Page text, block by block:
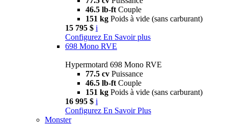
46.5 lb-ft Couple
151 kg Poids à vide (sans carburant)
15 795 $ i
Configurez En Savoir plus
698 Mono RVE
Hypermotard 698 Mono RVE
77.5 cv Puissance
46.5 lb-ft Couple
151 kg Poids à vide (sans carburant)
16 995 $ i
Configurez En Savoir Plus
Monster